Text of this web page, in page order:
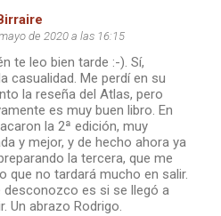
de 2020 a las 16:15
te leo bien tarde :-). Sí,
casualidad. Me perdí en su
la reseña del Atlas, pero
es muy buen libro. En
la 2ª edición, muy
y mejor, y de hecho ahora ya
la tercera, que me
que no tardará mucho en salir.
desconozco es si se llegó a
Un abrazo Rodrigo.